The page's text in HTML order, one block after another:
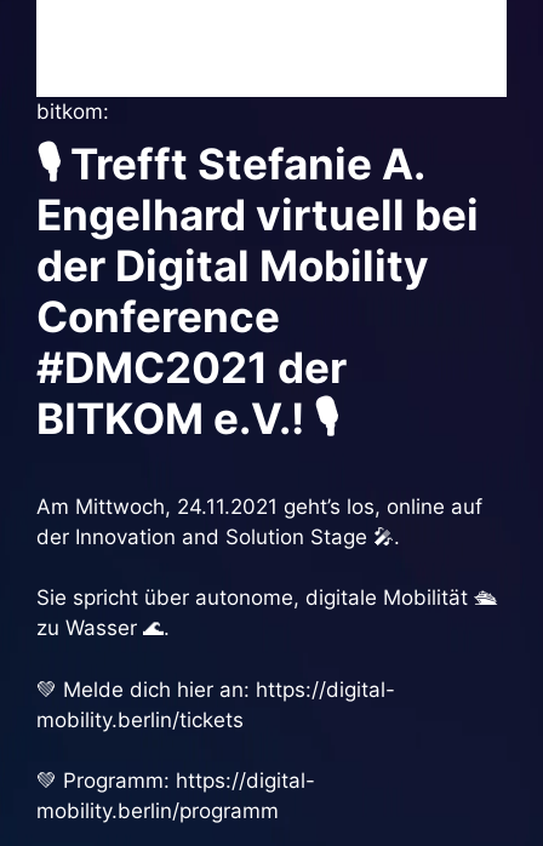
bitkom:
🎙 Trefft Stefanie A.
Engelhard virtuell bei
der Digital Mobility
Conference
#DMC2021 der
BITKOM e.V.! 🎙
Am Mittwoch, 24.11.2021 geht’s los, online auf
der Innovation and Solution Stage 🎤.
Sie spricht über autonome, digitale Mobilität 🛳
zu Wasser 🌊.
💚 Melde dich hier an: https://digital-
mobility.berlin/tickets
💚 Programm: https://digital-
mobility.berlin/programm